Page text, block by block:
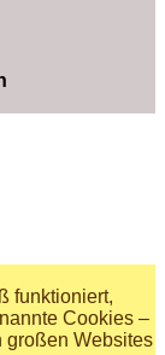
funktioniert,
Cookies –
großen Websites